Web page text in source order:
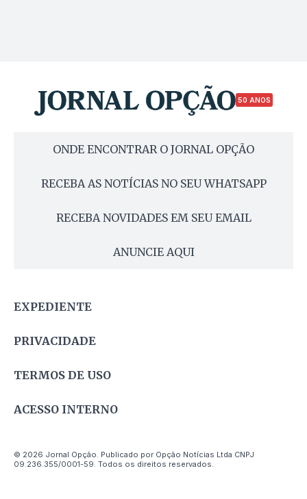
50 ANOS
ONDE ENCONTRAR O JORNAL OPÇÃO
RECEBA AS NOTÍCIAS NO SEU WHATSAPP
RECEBA NOVIDADES EM SEU EMAIL
ANUNCIE AQUI
EXPEDIENTE
PRIVACIDADE
TERMOS DE USO
ACESSO INTERNO
© 2026 Jornal Opção. Publicado por Opção Notícias Ltda CNPJ
09.236.355/0001-59. Todos os direitos reservados.